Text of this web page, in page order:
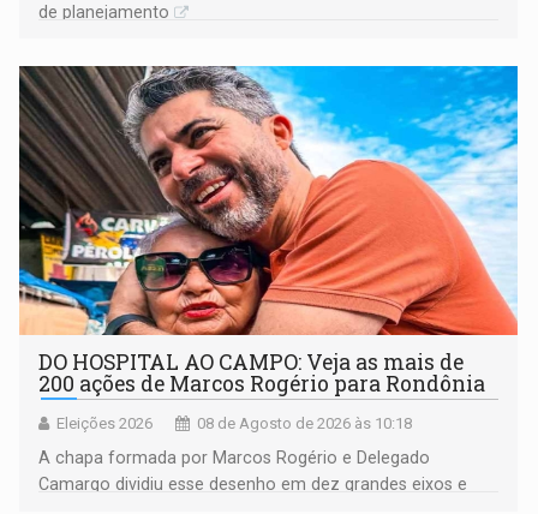
de planejamento
DO HOSPITAL AO CAMPO: Veja as mais de
200 ações de Marcos Rogério para Rondônia
Eleições 2026 08 de Agosto de 2026 às 10:18
A chapa formada por Marcos Rogério e Delegado
Camargo dividiu esse desenho em dez grandes eixos e